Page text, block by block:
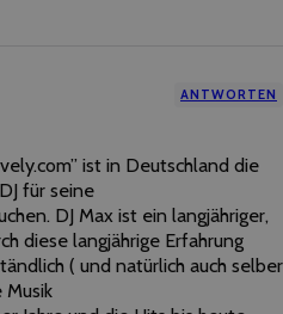
ANTWORTEN
ist in Deutschland die
für seine
DJ Max ist ein langjähriger,
diese langjährige Erfahrung
( und natürlich auch selber